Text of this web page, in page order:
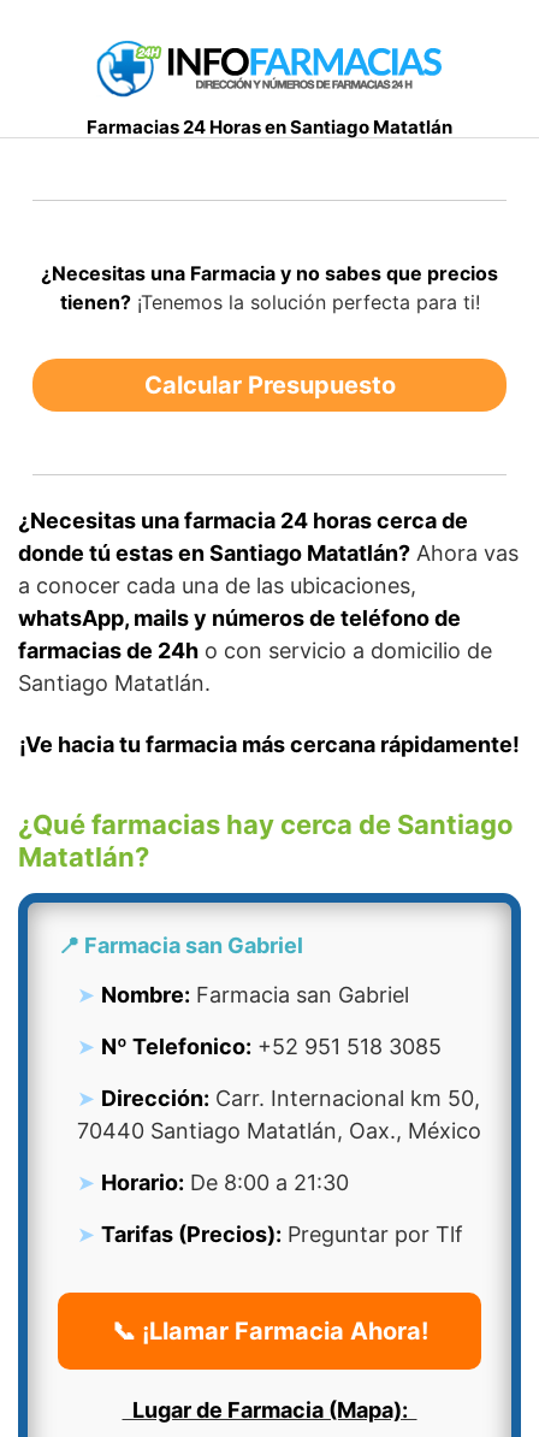
Farmacias 24 Horas en Santiago Matatlán
¿Necesitas una Farmacia y no sabes que precios
tienen?¡Tenemos la solución perfecta para ti!
Calcular Presupuesto
¿Necesitas una farmacia 24 horas cerca de
donde tú estas en Santiago Matatlán? Ahora vas
a conocer cada una de las ubicaciones,
whatsApp, mails y números de teléfono de
farmacias de 24h o con servicio a domicilio de
Santiago Matatlán.
¡Ve hacia tu farmacia más cercana rápidamente!
¿Qué farmacias hay cerca de Santiago
Matatlán?
📍 Farmacia san Gabriel
Nombre: Farmacia san Gabriel
Nº Telefonico: +52 951 518 3085
Dirección: Carr. Internacional km 50,
70440 Santiago Matatlán, Oax., México
Horario: De 8:00 a 21:30
Tarifas (Precios): Preguntar por Tlf
📞 ¡Llamar Farmacia Ahora!
Lugar de Farmacia (Mapa):